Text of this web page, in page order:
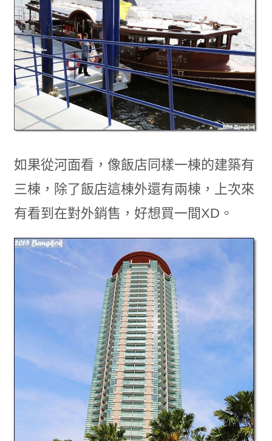
如果從河面看，像飯店同樣一棟的建築有
三棟，除了飯店這棟外還有兩棟，上次來
有看到在對外銷售，好想買一間XD。